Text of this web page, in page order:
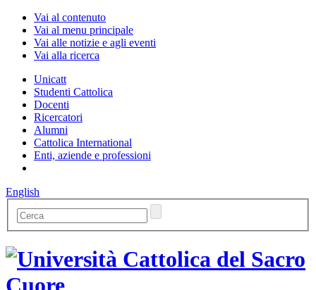
Vai al contenuto
Vai al menu principale
Vai alle notizie e agli eventi
Vai alla ricerca
Unicatt
Studenti Cattolica
Docenti
Ricercatori
Alumni
Cattolica International
Enti, aziende e professioni
English